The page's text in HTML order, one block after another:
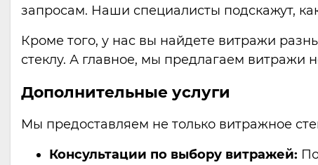
запросам. Наши специалисты подскажут,
Кроме того, у нас вы найдете витражи
стеклу. А главное, мы предлагаем витражи
Дополнительные услуги
Мы предоставляем не только витражное
Консультации по выбору витражей: